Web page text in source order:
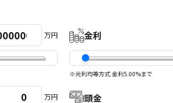
万円
万円
金利
※元利均等方式 金利5.00%まで
頭金